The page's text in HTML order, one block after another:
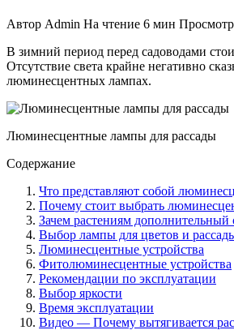
Автор Admin На чтение 6 мин
В зимний период перед садоводами
Отсутствие света крайне негативно
люминесцентных лампах.
Люминесцентные лампы для рассады
Содержание
Что представляют собой
Почему стоит выбрать
Зачем растениям дополнительный
Выбор лампы для цветов и
Люминесцентные устройства
Фитолюминесцентные устройства
Рекомендации по эксплуатации
Выбор яркости
Время эксплуатации
Видео — Почему вытягивается